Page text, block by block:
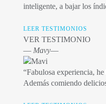
inteligente, a bajar los
LEER TESTIMONIOS
VER TESTIMONIO
― Mavy―
“Fabulosa experiencia,
Además comiendo